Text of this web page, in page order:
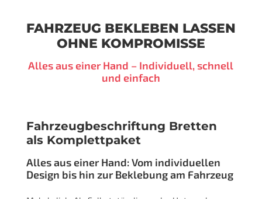
FAHRZEUG BEKLEBEN LASSEN
OHNE KOMPROMISSE
Alles aus einer Hand – Individuell, schnell
und einfach